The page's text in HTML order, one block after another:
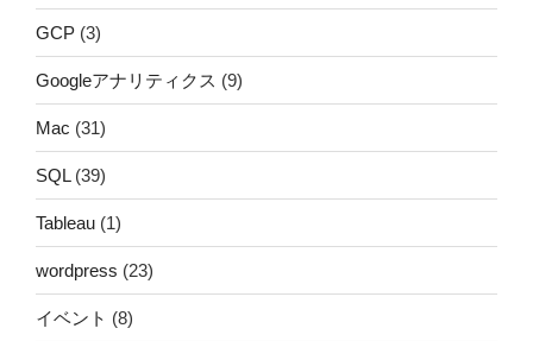
GCP (3)
Googleアナリティクス (9)
Mac (31)
SQL(39)
Tableau (1)
wordpress (23)
イベント (8)